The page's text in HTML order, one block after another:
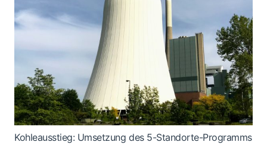
Kohleausstieg: Umsetzung des 5-Standorte-Programms